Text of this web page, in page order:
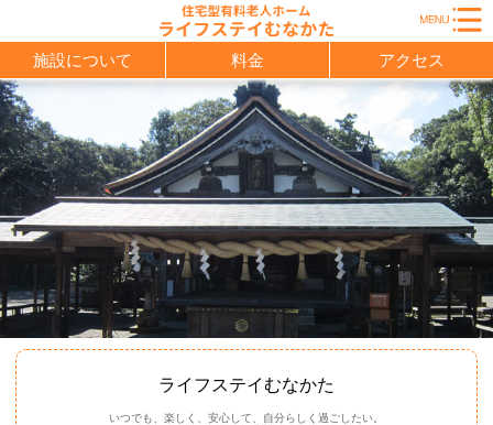
施設について 料金 アクセス
ライフステイむなかた
いつでも、楽しく、安心して、自分らしく過ごしたい。